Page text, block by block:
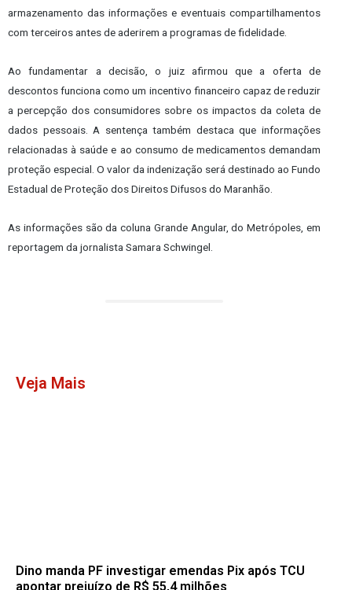
armazenamento das informações e eventuais compartilhamentos
com terceiros antes de aderirem a programas de fidelidade.
Ao fundamentar a decisão, o juiz afirmou que a oferta de
descontos funciona como um incentivo financeiro capaz de reduzir
a percepção dos consumidores sobre os impactos da coleta de
dados pessoais. A sentença também destaca que informações
relacionadas à saúde e ao consumo de medicamentos demandam
proteção especial. O valor da indenização será destinado ao Fundo
Estadual de Proteção dos Direitos Difusos do Maranhão.
As informações são da coluna Grande Angular, do Metrópoles, em
reportagem da jornalista Samara Schwingel.
Veja Mais
Dino manda PF investigar emendas Pix após TCU
apontar prejuízo de R$ 55,4 milhões